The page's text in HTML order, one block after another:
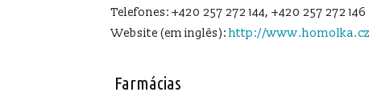
Telefones: +420 257 272 144, +420 257 272 146
Website (em inglês): http://
Farmácias